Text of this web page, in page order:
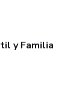
y Familia